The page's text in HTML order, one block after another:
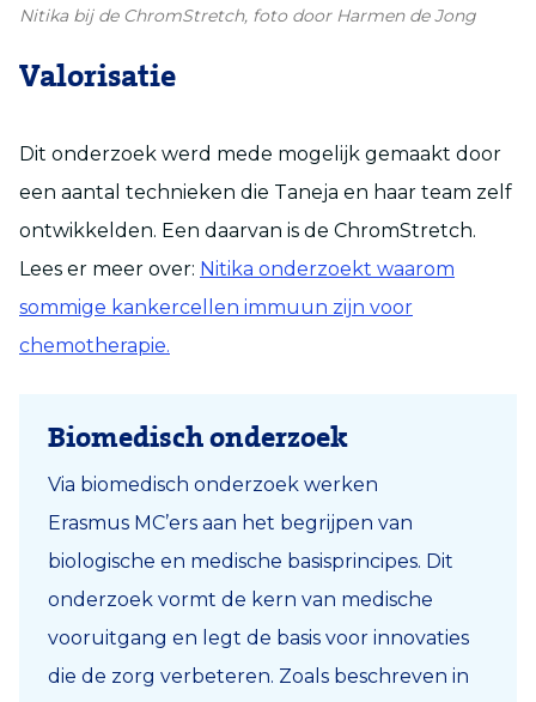
Nitika bij de ChromStretch, foto door Harmen de Jong
Valorisatie
Dit onderzoek werd mede mogelijk gemaakt door
een aantal technieken die Taneja en haar team zelf
ontwikkelden. Een daarvan is de ChromStretch.
Lees er meer over: Nitika onderzoekt waarom
sommige kankercellen immuun zijn voor
chemotherapie.
Biomedisch onderzoek
Via biomedisch onderzoek werken
Erasmus MC’ers aan het begrijpen van
biologische en medische basisprincipes. Dit
onderzoek vormt de kern van medische
vooruitgang en legt de basis voor innovaties
die de zorg verbeteren. Zoals beschreven in